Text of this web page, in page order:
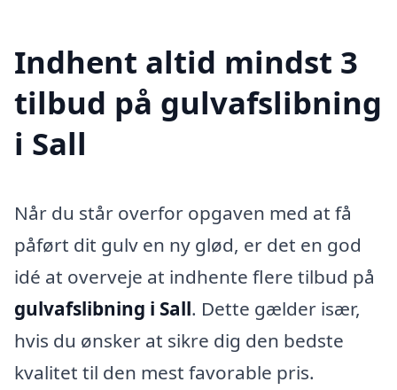
Indhent altid mindst 3
tilbud på gulvafslibning
i Sall
Når du står overfor opgaven med at få
påført dit gulv en ny glød, er det en god
idé at overveje at indhente flere tilbud på
gulvafslibning i Sall. Dette gælder især,
hvis du ønsker at sikre dig den bedste
kvalitet til den mest favorable pris.